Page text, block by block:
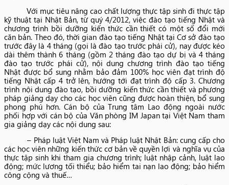
Với mục tiêu nâng cao chất lượng thực tập sinh đi thực tập
kỹ thuật tại Nhật Bản, từ quý 4/2012, việc đào tạo tiếng Nhật và
chương trình bồi dưỡng kiến thức cần thiết có một số đổi mới
căn bản. Theo đó, thời gian đào tạo tiếng Nhật tại Cơ sở đào tạo
trước đây là 4 tháng (gọi là đào tạo trước phái cử), nay được kéo
dài thêm thành 6 tháng (gồm 2 tháng đào tạo dự bị và 4 tháng
đào tạo trước phái cử), nội dung chương trình đào tạo tiếng
Nhật được bổ sung nhằm bảo đảm 100% học viên đạt trình độ
tiếng Nhật cấp 4 trở lên, hướng tới đạt trình độ cấp 3. Chương
trình nội dung đào tạo, bồi dưỡng kiến thức cần thiết và phương
pháp giảng dạy cho các học viên cũng được hoàn thiện, bổ sung
phong phú hơn. Cán bộ của Trung tâm Lao động ngoài nước
phối hợp với cán bộ của Văn phòng IM Japan tại Việt Nam tham
gia giảng dạy các nội dung sau:
– Pháp luật Việt Nam và Pháp luật Nhật Bản: cung cấp cho
các học viên những kiến thức cơ bản về quyền lợi và nghĩa vụ của
thực tập sinh khi tham gia chương trình; luật nhập cảnh, luật lao
động; mức lương tối thiểu; bảo hiểm tai nạn lao động; bảo hiểm
công cộng và thuế…